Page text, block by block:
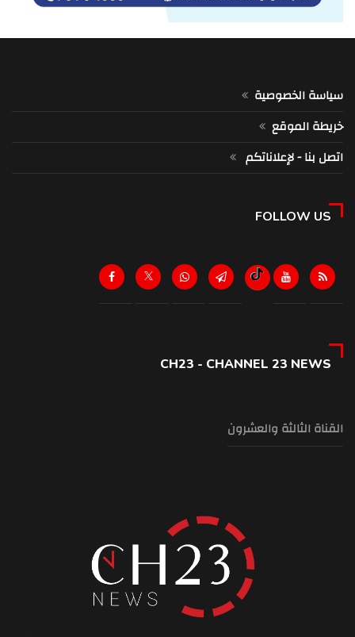
سياسة الخصوصية
خريطة الموقع
اتصل بنا - لإعلاناتكم
FOLLOW US
CH23 - CHANNEL 23 NEWS
القناة الثالثة والعشرون